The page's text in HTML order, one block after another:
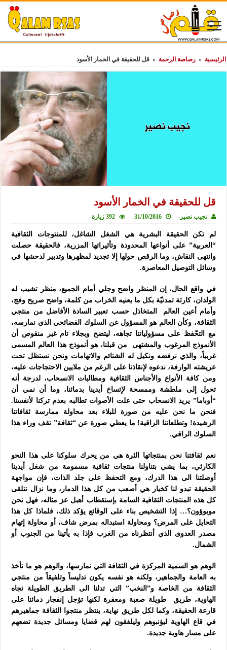
الرئيسية » رصاصة الرحمة » قل للحقيقة في الخمار الأسود
قل للحقيقة في الخمار الأسود
نجيب نصير 31/10/2016 392 زيارة
لم تكن الحقيقة البشرية هي الشغل الشاغل، للمنتوجات الثقافية
“العربية” على أنواعها المحدودة وتأثيراتها المزرية، فالحقيقة حصلت
وانتهى النقاش، وما الرقص حولها إلا تجديد لمظهرها وتدبير لدحشها في
وسائل التوصيل المعاصرة.
في واقع الحال، إن المنظر واضح وجلي أمام الجميع، منظر تشيب له
الولدان، كارثة تمدنيّة بكل ما يعنيه الخراب من كلمة، واضح صريح وفج،
وأمام أعين العالم المتخاذل حسب تعبير السادة الأفاضل من منتجي
الثقافة، وكأن العالم هو المسؤول عن السلوك الفضائحي الذي نمارسه،
مع التحّفظ على مسؤولياتنا تجاهه، ليتضح وبجلاء تام غير منقوص أن
الأنموذج المرغوب والمشتهى من قبلنا، هو أنموذج هذا العالم المسمى
غربياً، والذي نرفضه ونكيل له الشتائم والاتهامات ونحن نستظل تحت
عريشته الوارفة، ندعوه لإنقاذنا على الرغم من ملايين الاحتجاجات عليه،
ومن كافة الأنواع والأجناس الثقافية ومطالبات الانسحاب، لدرجة أنه
تحول إلى ملطشة وممسحة لإتساخ أيدينا بدمائنا، وما أن نمي أن
“أوباما” يريد الانسحاب حتى علت الأصوات تطالبه بعدم تركنا لأنفسنا.
فنحن ما نحن عليه من صورة للبلاء بعد محاولة ممارسة ثقافاتنا
الرشيدة! وتطلعاتنا الراقية! ما يعطي صورة عن “ثقافة” تقف وراء هذا
السلوك الراقي.
نعم ثقافتنا نحن بمنتجاتها الثرة هي من يحرك سلوكنا على هذا النحو
الكارثي، بما يشي بتناولنا منتجات ثقافية مسمومة من شغل أيدينا
أوصلتنا الى هذا الدرك، ومع التحفظ على جلد الذات، فإن مواجهة
الحقيقة تبدو لنا كخيار هي أصعب من كل هذا الدمار، وما نزال نتلقى
كل هذه المنتجات الثقافية السامة بإستقطاب أهبل عز مثاله، فهل نحن
موبوؤون؟… إذا التشخيص بناء على الوقائع يؤكد ذلك، فلماذا كل هذا
التحايل على المرض؟ ومحاولة استبداله بمرض شاف، أو محاولة إتهام
مصدر العدوى الذي أنتظرناه من الغرب فإذا به يأتينا من الجنوب أو
الشمال.
الوهم هو السمية المركزة في الثقافة التي نمارسها، والوهم هو ما تأخذ
به العامة والجماهير، ولكنه هو نفسه يكون تدليساً وتلفيقاً من منتجي
الثقافة من الخاصة و”النخب” التي تدلنا الى الطريق الطويلة تجاه
الهاوية، طريق طويلة صعبة ومعفرة لكنها تؤجل إنفجار دمائنا على
قارعة الحقيقة، وكما لكل طريق نهاية، ينتظر منتجوا الثقافة جماهيرهم
في قاع الهاوية ليؤنبوهم وليلفقون لهم قضايا ومسائل جديدة تضعهم
على مسار هاوية جديدة.